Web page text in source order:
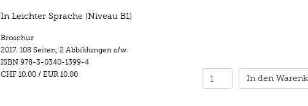
In Leichter Sprache (Niveau B1)
Broschur
2017. 108 Seiten, 2 Abbildungen s/w.
ISBN 978-3-0340-1399-4
CHF 10.00/ EUR 10.00 In den